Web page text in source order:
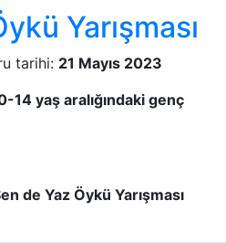
Yarışması
tarihi: 21 Mayıs 2023
14 yaş aralığındaki genç
de Yaz Öykü Yarışması